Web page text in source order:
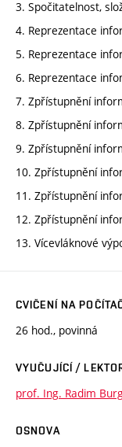
3. Spočitatelnost,
4. Reprezentace
5. Reprezentace
6. Reprezentace
7. Zpřístupnění
8. Zpřístupnění
9. Zpřístupnění
10. Zpřístupnění
11. Zpřístupnění
12. Zpřístupnění
13. Vícevláknové
CVIČENÍ NA
26 hod., povinná
VYUČUJÍCÍ /
prof. Ing. Radim
OSNOVA